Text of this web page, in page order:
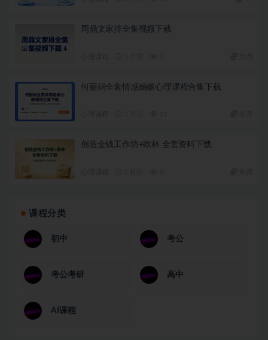
周鼎文家排全集视频下载
何丽娟全套情感婚姻心理课程合集下载
创造金钱工作坊+欧林 全套资料下载
课程分类
初中 考公
考公考研 高中
AI课程